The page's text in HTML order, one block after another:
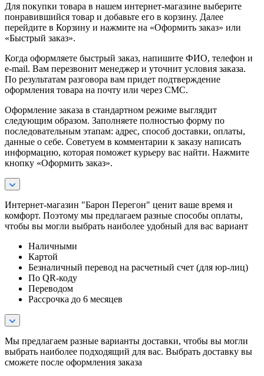
Для покупки товара в нашем интернет-магазине выберите
понравившийся товар и добавьте его в корзину. Далее
перейдите в Корзину и нажмите на «Оформить заказ» или
«Быстрый заказ».
Когда оформляете быстрый заказ, напишите ФИО, телефон и
e-mail. Вам перезвонит менеджер и уточнит условия заказа.
По результатам разговора вам придет подтверждение
оформления товара на почту или через СМС.
Оформление заказа в стандартном режиме выглядит
следующим образом. Заполняете полностью форму по
последовательным этапам: адрес, способ доставки, оплаты,
данные о себе. Советуем в комментарии к заказу написать
информацию, которая поможет курьеру вас найти. Нажмите
кнопку «Оформить заказ».
Интернет-магазин "Барон Перегон" ценит ваше время и
комфорт. Поэтому мы предлагаем разные способы оплаты,
чтобы вы могли выбрать наиболее удобный для вас вариант
Наличными
Картой
Безналичный перевод на расчетный счет (для юр-лиц)
По QR-коду
Переводом
Рассрочка до 6 месяцев
Мы предлагаем разные варианты доставки, чтобы вы могли
выбрать наиболее подходящий для вас. Выбрать доставку вы
сможете после оформления заказа